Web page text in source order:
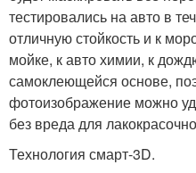
тестировались на авто в
отличную стойкость и к
мойке, к авто химии, к
самоклеющейся основе,
фотоизображение можно
без вреда для
Технология смарт-3D.